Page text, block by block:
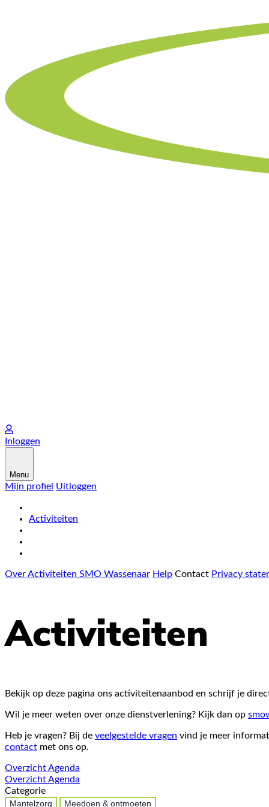
Inloggen
Menu
Mijn profiel Uitloggen
Activiteiten
Over Activiteiten SMO Wassenaar Help Contact Privacy
Activiteiten
Bekijk op deze pagina ons activiteitenaanbod en schrijf je
Wil je meer weten over onze dienstverlening? Kijk dan op
Heb je vragen? Bij de veelgestelde vragen vind je meer
contact met ons op.
OverzichtAgenda
OverzichtAgenda
Categorie
Mantelzorg
Meedoen & ontmoeten